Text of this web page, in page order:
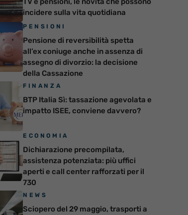
incidere sulla vita quotidiana
PENSIONI
Pensione di reversibilità spetta
all’ex coniuge anche in assenza di
assegno di divorzio: la decisione
della Cassazione
FINANZA
BTP Italia Sì: tassazione agevolata e
impatto ISEE, conviene davvero?
ECONOMIA
Dichiarazione precompilata,
assistenza potenziata: più uffici
aperti e call center rafforzati per il
730
NEWS
Sciopero del 29 maggio, trasporti a